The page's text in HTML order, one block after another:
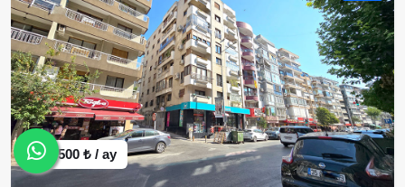
22.500 ₺ / ay